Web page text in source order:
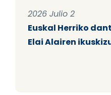
2026 Julio 2
Euskal Herriko
Elai Alairen